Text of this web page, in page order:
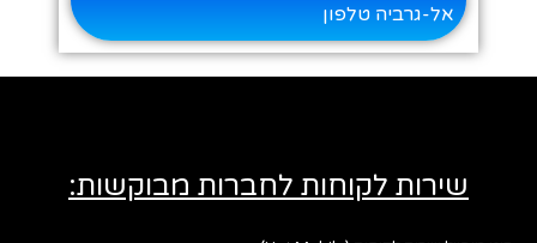
אל-גרביה טלפון
שירות לקוחות לחברות מבוקשות: